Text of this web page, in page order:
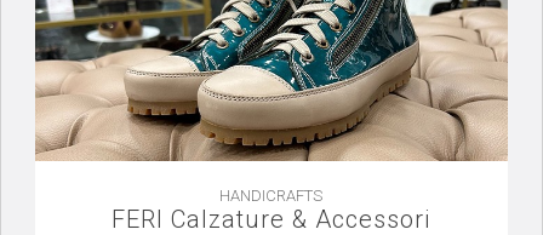
HANDICRAFTS
FERI Calzature & Accessori